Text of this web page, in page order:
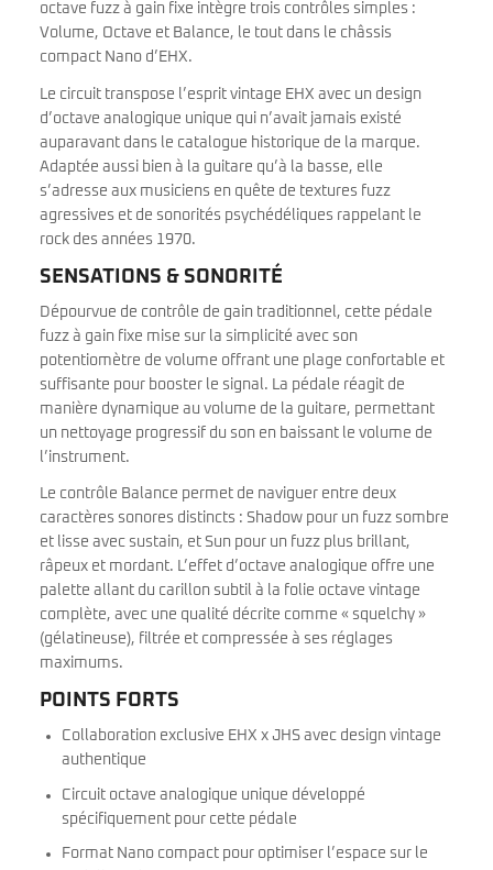
octave fuzz à gain fixe intègre trois contrôles simples :
Volume, Octave et Balance, le tout dans le châssis
compact Nano d’EHX.
Le circuit transpose l’esprit vintage EHX avec un design
d’octave analogique unique qui n’avait jamais existé
auparavant dans le catalogue historique de la marque.
Adaptée aussi bien à la guitare qu’à la basse, elle
s’adresse aux musiciens en quête de textures fuzz
agressives et de sonorités psychédéliques rappelant le
rock des années 1970.
SENSATIONS & SONORITÉ
Dépourvue de contrôle de gain traditionnel, cette pédale
fuzz à gain fixe mise sur la simplicité avec son
potentiomètre de volume offrant une plage confortable et
suffisante pour booster le signal. La pédale réagit de
manière dynamique au volume de la guitare, permettant
un nettoyage progressif du son en baissant le volume de
l’instrument.
Le contrôle Balance permet de naviguer entre deux
caractères sonores distincts : Shadow pour un fuzz sombre
et lisse avec sustain, et Sun pour un fuzz plus brillant,
râpeux et mordant. L’effet d’octave analogique offre une
palette allant du carillon subtil à la folie octave vintage
complète, avec une qualité décrite comme « squelchy »
(gélatineuse), filtrée et compressée à ses réglages
maximums.
POINTS FORTS
Collaboration exclusive EHX x JHS avec design vintage
authentique
Circuit octave analogique unique développé
spécifiquement pour cette pédale
Format Nano compact pour optimiser l’espace sur le